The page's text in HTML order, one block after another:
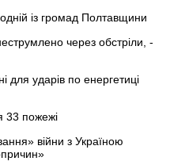
із громад Полтавщини
через обстріли, -
для ударів по енергетиці
33 пожежі
війни з Україною